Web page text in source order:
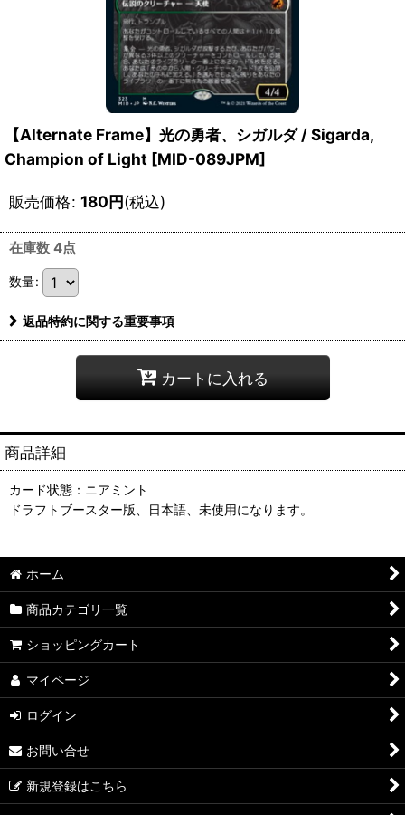
【Alternate Frame】光の勇者、シガルダ / Sigarda,
Champion of Light [MID-089JPM]
販売価格: 180円(税込)
在庫数 4点
数量:
返品特約に関する重要事項
カートに入れる
商品詳細
カード状態：ニアミント
ドラフトブースター版、日本語、未使用になります。
ホーム
商品カテゴリ一覧
ショッピングカート
マイページ
ログイン
お問い合せ
新規登録はこちら